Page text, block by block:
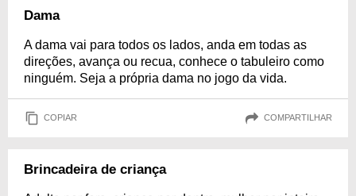
Dama
A dama vai para todos os lados, anda em todas as
direções, avança ou recua, conhece o tabuleiro como
ninguém. Seja a própria dama no jogo da vida.
COPIAR COMPARTILHAR
Brincadeira de criança